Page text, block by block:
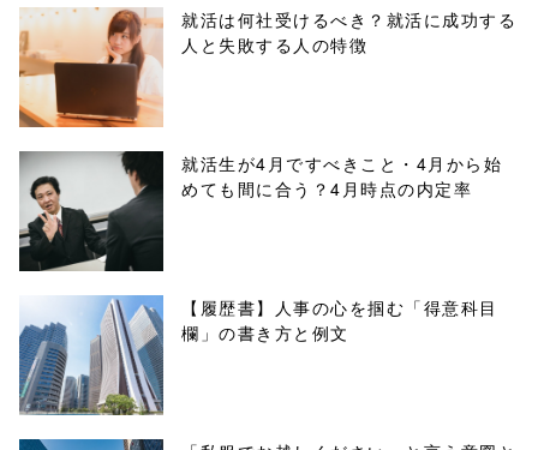
parts/sns-
buttons.php on
line10
/1018456"
onclick="windo
w.open(this.hre
f, 'Gwindow',
'width=550,
height=450,
就活は何社受けるべき？就活に成功する
人と失敗する人の特徴
就活生が4月ですべきこと・4月から始
めても間に合う？4月時点の内定率
【履歴書】人事の心を掴む「得意科目
欄」の書き方と例文